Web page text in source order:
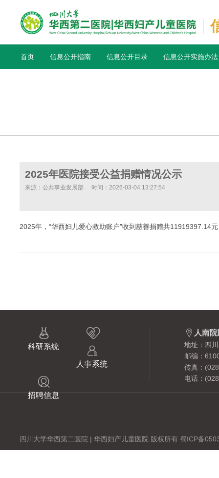
首页 信息公开指南 信息公开目录 信息公开实施办法
2025年医院接受公益捐赠情况公示
来源：公共事业发展部 时间：2026-03-04 13:27:54
2025年，“华西妇儿爱心救助账户”收到慈善捐赠共11919397.14

科研系统


人事系统

招聘信息
 人南
地址：四
邮编：
传真：
电话：
四川大学华西第二医院 | 华西妇产儿童医院 版权所有 蜀ICP备